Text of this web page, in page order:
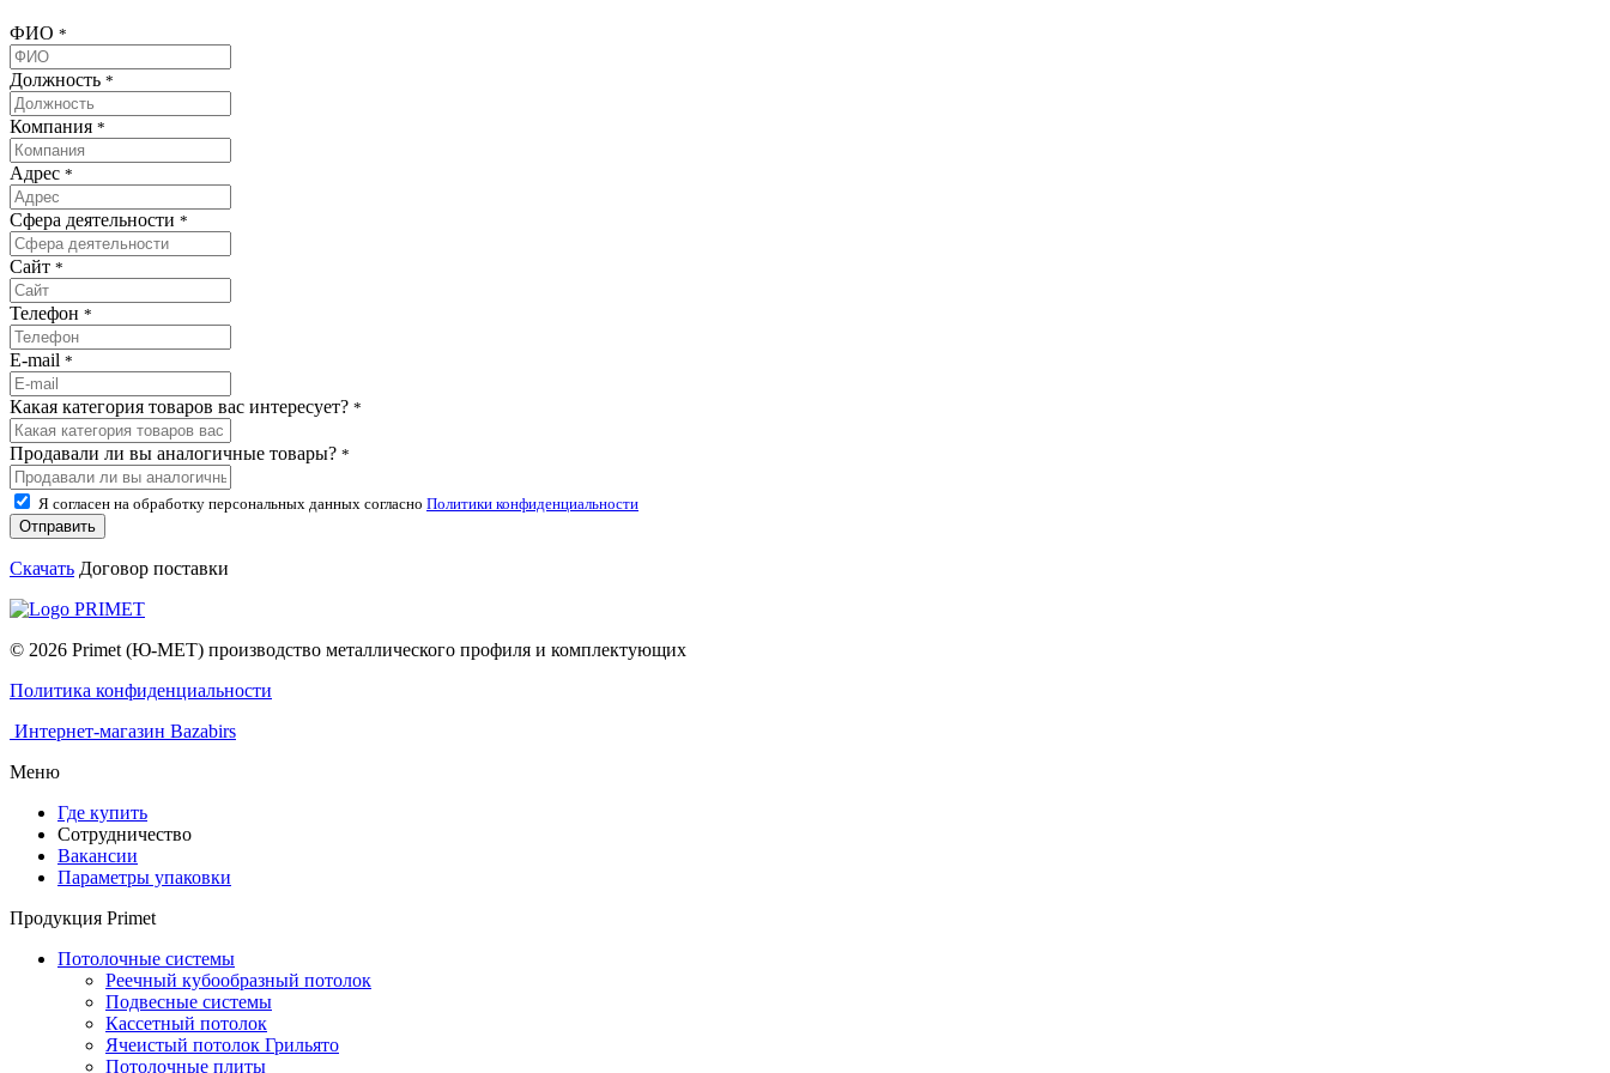
ФИО *
Должность *
Компания *
Адрес *
Сфера деятельности *
Сайт *
Телефон *
E-mail *
Какая категория товаров вас интересует? *
Продавали ли вы аналогичные товары? *
Я согласен на обработку персональных данных согласно Политики конфиденциальности
Скачать Договор поставки
© 2026 Primet (Ю-МЕТ) производство металлического профиля и комплектующих
Политика конфиденциальности
Интернет-магазин Bazabirs
Меню
Где купить
Сотрудничество
Вакансии
Параметры упаковки
Продукция Primet
Потолочные системы
Реечный кубообразный потолок
Подвесные системы
Кассетный потолок
Ячеистый потолок Грильято
Потолочные плиты